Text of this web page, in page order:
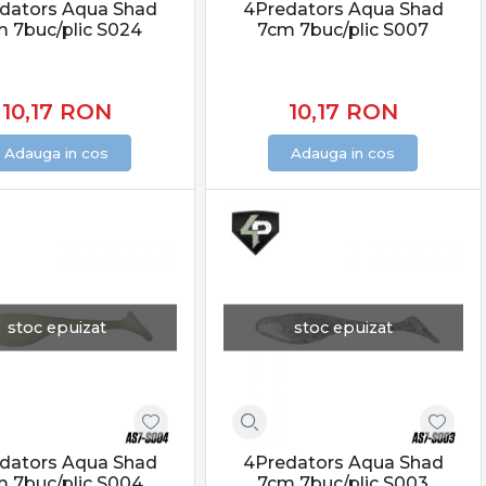
Aqua Shad
7buc/plic S024
10,17 RON
Adauga in cos
4Predators Aqua Shad
7cm 7buc/plic S007
10,17 RON
Adauga in cos
stoc epuizat
Aqua Shad
stoc epuizat
4Predators Aqua Shad